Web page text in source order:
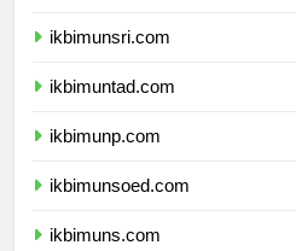
ikbimunsri.com
ikbimuntad.com
ikbimunp.com
ikbimunsoed.com
ikbimuns.com